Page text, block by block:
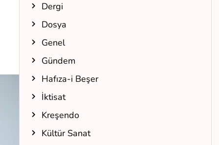
Dergi
Dosya
Genel
Gündem
Hafıza-i Beşer
İktisat
Kreşendo
Kültür Sanat